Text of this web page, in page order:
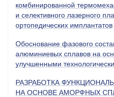
комбинированной
и селективного лазерного
ортопедических имплантатов
Обоснование фазового
алюминиевых сплавов на
улучшенными
РАЗРАБОТКА
НА ОСНОВЕ АМОРФНЫХ